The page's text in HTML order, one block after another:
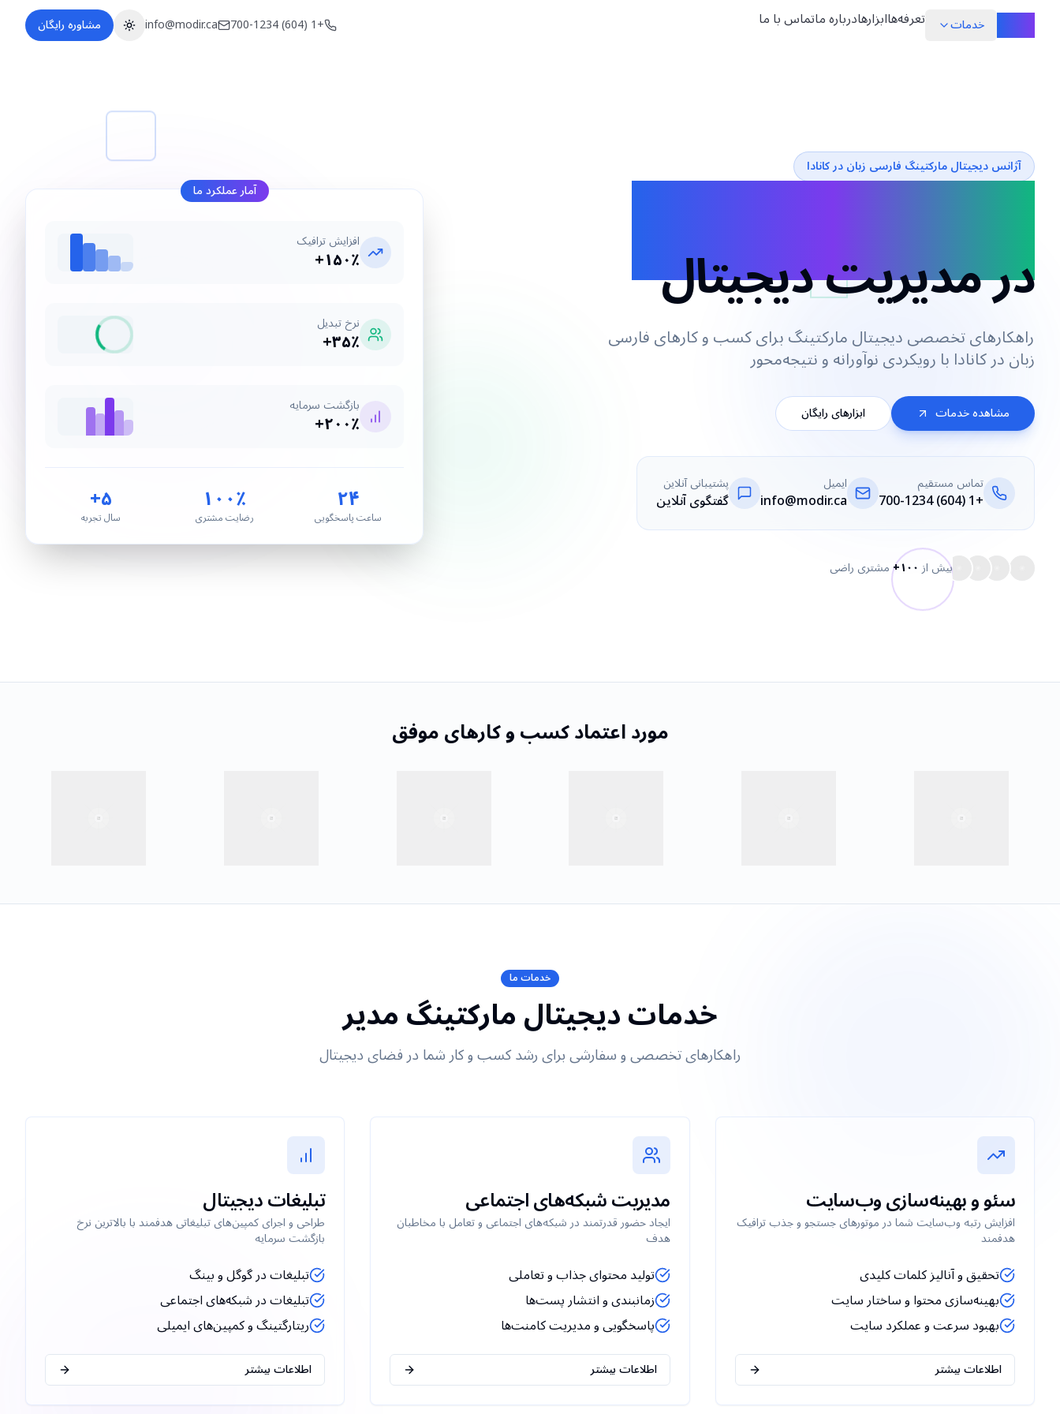
مدیر خدمات تعرفه‌هاابزارهادرباره ماتماس با ما +1 (604) 700-1234
info@modir.ca تغییر تممشاوره رایگان
آژانس دیجیتال مارکتینگ فارسی زبان در کانادا
هوشمندی و خلاقیت
در مدیریت دیجیتال
راهکارهای تخصصی دیجیتال مارکتینگ برای کسب و کارهای فارسی
زبان در کانادا با رویکردی نوآورانه و نتیجه‌محور
مشاهده خدمات ابزارهای رایگان
تماس مستقیم
+1 (604) 700-1234
ایمیل
info@modir.ca
پشتیبانی آنلاین
گفتگوی آنلاین
بیش از۱۰۰+ مشتری راضی
آمار عملکرد ما
افزایش ترافیک
۱۵۰٪+
نرخ تبدیل
۳۵٪+
بازگشت سرمایه
۲۰۰٪+
۲۴
ساعت پاسخگویی ۱۰۰٪
رضایت مشتری ۵+
سال تجربه
مورد اعتماد کسب و کارهای موفق
خدمات ما
خدمات دیجیتال مارکتینگ مدیر
راهکارهای تخصصی و سفارشی برای رشد کسب و کار شما در فضای دیجیتال
سئو و بهینه‌سازی وب‌سایت
افزایش رتبه وب‌سایت شما در موتورهای جستجو و جذب ترافیک
هدفمند
تحقیق و آنالیز کلمات کلیدی
بهینه‌سازی محتوا و ساختار سایت
بهبود سرعت و عملکرد سایت
اطلاعات بیشتر
مدیریت شبکه‌های اجتماعی
ایجاد حضور قدرتمند در شبکه‌های اجتماعی و تعامل با مخاطبان
هدف
تولید محتوای جذاب و تعاملی
زمانبندی و انتشار پست‌ها
پاسخگویی و مدیریت کامنت‌ها
اطلاعات بیشتر
تبلیغات دیجیتال
طراحی و اجرای کمپین‌های تبلیغاتی هدفمند با بالاترین نرخ
بازگشت سرمایه
تبلیغات در گوگل و بینگ
تبلیغات در شبکه‌های اجتماعی
ریتارگتینگ و کمپین‌های ایمیلی
اطلاعات بیشتر